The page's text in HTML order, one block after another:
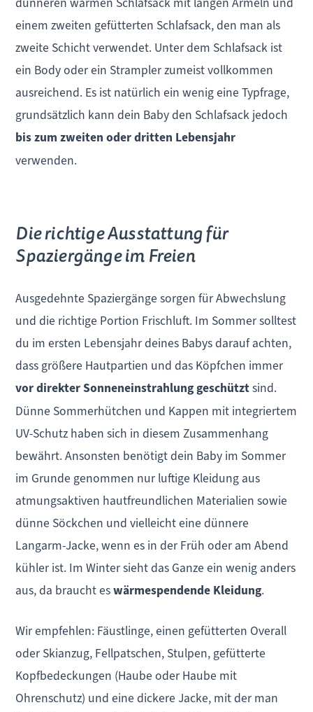
einem zweiten gefütterten Schlafsack, den man als
zweite Schicht verwendet. Unter dem Schlafsack ist
ein Body oder ein Strampler zumeist vollkommen
ausreichend. Es ist natürlich ein wenig eine Typfrage,
grundsätzlich kann dein Baby den Schlafsack jedoch
bis zum zweiten oder dritten Lebensjahr
verwenden.
Die richtige Ausstattung für
Spaziergänge im Freien
Ausgedehnte Spaziergänge sorgen für Abwechslung
und die richtige Portion Frischluft. Im Sommer solltest
du im ersten Lebensjahr deines Babys darauf achten,
dass größere Hautpartien und das Köpfchen immer
vor direkter Sonneneinstrahlung geschütztsind.
Dünne Sommerhütchen und Kappen mit integriertem
UV-Schutz haben sich in diesem Zusammenhang
bewährt. Ansonsten benötigt dein Baby im Sommer
im Grunde genommen nur luftige Kleidung aus
atmungsaktiven hautfreundlichen Materialien sowie
dünne Söckchen und vielleicht eine dünnere
Langarm-Jacke, wenn es in der Früh oder am Abend
kühler ist. Im Winter sieht das Ganze ein wenig anders
aus, da braucht eswärmespendende Kleidung.
Wir empfehlen: Fäustlinge, einen gefütterten Overall
oder Skianzug, Fellpatschen, Stulpen, gefütterte
Kopfbedeckungen (Haube oder Haube mit
Ohrenschutz) und eine dickere Jacke, mit der man